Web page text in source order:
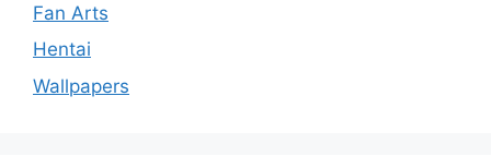
Fan Arts
Hentai
Wallpapers